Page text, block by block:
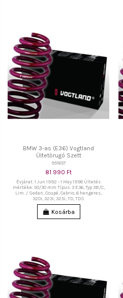
BMW 3-as (E36) Vogtland
Ültetőrugó Szett
951657
81 990 Ft
Évjárat: 1 Jun 1992 - 1 May 1998 Ültetés
mértéke: 50/30 mm Típus: 3 E36, Typ 3B/C,
Lim. / Sedan, Coupé, Cabrio, 6 hengeres,
320i, 323i, 325i, TD, TDS
Kosárba